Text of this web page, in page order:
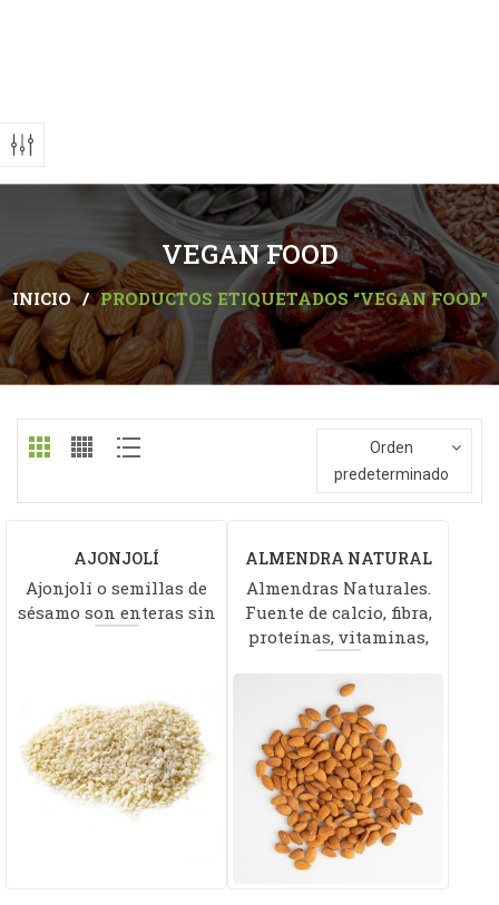
VEGAN FOOD
INICIO / PRODUCTOS ETIQUETADOS “VEGAN FOOD”
Orden
predeterminado
AJONJOLÍ
DESCORTEZADO
Ajonjolí o semillas de
sésamo son enteras sin
ALMENDRA NATURAL
Almendras Naturales.
Fuente de calcio, fibra,
proteínas, vitaminas,